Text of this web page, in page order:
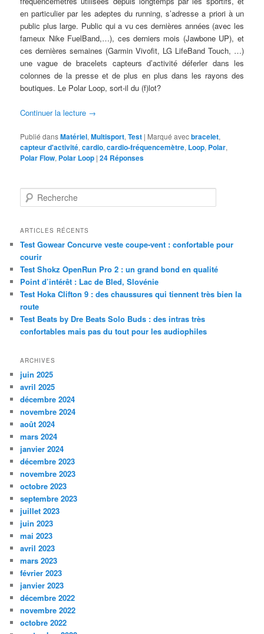
en particulier par les adeptes du running, s’adresse a priori à un
public plus large. Public qui a vu ces dernières années (avec les
fameux Nike FuelBand,…), ces derniers mois (Jawbone UP), et
ces dernières semaines (Garmin Vivofit, LG LifeBand Touch, …)
une vague de bracelets capteurs d’activité déferler dans les
colonnes de la presse et de plus en plus dans les rayons des
boutiques. Le Polar Loop, sort-il du (f)lot?
Continuer la lecture →
Publié dansMatériel,Multisport,Test | Marqué avecbracelet,
capteur d'activité,cardio,cardio-fréquencemètre, Loop, Polar,
Polar Flow, Polar Loop |24 Réponses
e
h
r
c
h
e
ARTICLES RÉCENTS
Test Gowear Concurve veste coupe-vent : confortable pour
courir
Test Shokz OpenRun Pro 2 : un grand bond en qualité
Point d’intérêt : Lac de Bled, Slovénie
Test Hoka Clifton 9 : des chaussures qui tiennent très bien la
route
Test Beats by Dre Beats Solo Buds : des intras très
confortables mais pas du tout pour les audiophiles
ARCHIVES
juin 2025
avril 2025
décembre 2024
novembre 2024
août 2024
mars 2024
janvier 2024
décembre 2023
novembre 2023
octobre 2023
septembre 2023
juillet 2023
juin 2023
mai 2023
avril 2023
mars 2023
février 2023
janvier 2023
décembre 2022
novembre 2022
octobre 2022